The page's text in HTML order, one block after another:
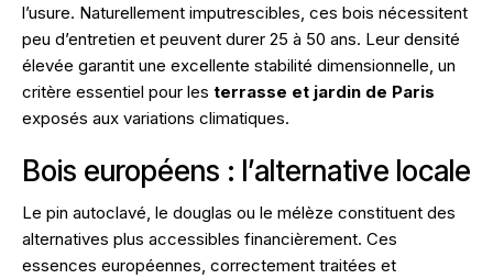
l’usure. Naturellement imputrescibles, ces bois nécessitent
peu d’entretien et peuvent durer 25 à 50 ans. Leur densité
élevée garantit une excellente stabilité dimensionnelle, un
critère essentiel pour les terrasse et jardin de Paris
exposés aux variations climatiques.
Bois européens : l’alternative locale
Le pin autoclavé, le douglas ou le mélèze constituent des
alternatives plus accessibles financièrement. Ces
essences européennes, correctement traitées et